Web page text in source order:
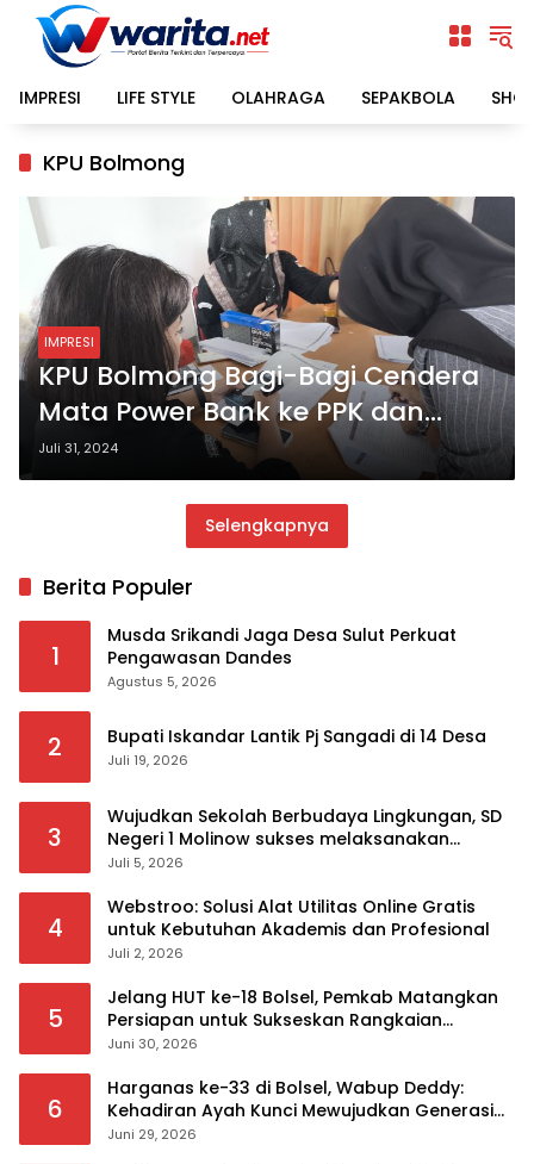
Langsung
konten
IMPRESI
LIFE STYLE OLAHRAGA SEPAKBOLA
KPU Bolmong
IMPRESI
KPU Bolmong Bagi-Bagi Cendera
Mata Power Bank ke PPK dan
Panwascam
Juli 31, 2024
Selengkapnya
Berita Populer
1
Musda Srikandi Jaga Desa Sulut Perkuat
Pengawasan Dandes
Agustus 5, 2026
2 Bupati Iskandar Lantik Pj Sangadi di 14 Desa
Juli 19, 2026
3
Wujudkan Sekolah Berbudaya Lingkungan, SD
Negeri 1 Molinow sukses melaksanakan
serangkaian kegiatan Kampanye dan
Juli 5, 2026
4
Webstroo: Solusi Alat Utilitas Online Gratis
untuk Kebutuhan Akademis dan Profesional
Juli 2, 2026
5
Jelang HUT ke-18 Bolsel, Pemkab Matangkan
Persiapan untuk Sukseskan Rangkaian
Peringatan
Juni 30, 2026
6
Harganas ke-33 di Bolsel, Wabup Deddy:
Kehadiran Ayah Kunci Mewujudkan Generasi
Berkualitas
Juni 29, 2026